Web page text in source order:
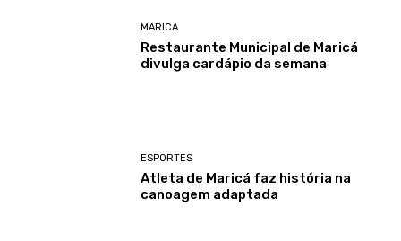
MARICÁ
Restaurante Municipal de Maricá
divulga cardápio da semana
ESPORTES
Atleta de Maricá faz história na
canoagem adaptada